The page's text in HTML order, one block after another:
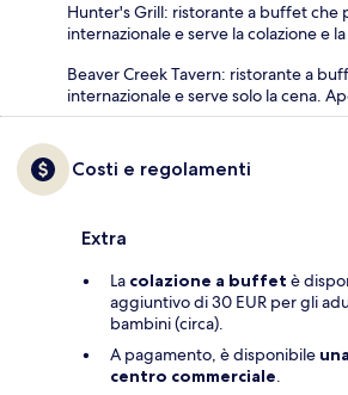
Hunter's Grill: ristorante a buffet che
internazionale e serve la colazione e
Beaver Creek Tavern: ristorante a
internazionale e serve solo la cena.
Costi e regolamenti
Extra
La colazione a buffet è
aggiuntivo di 30 EUR per gli
bambini (circa).
A pagamento, è disponibile
centro commerciale.